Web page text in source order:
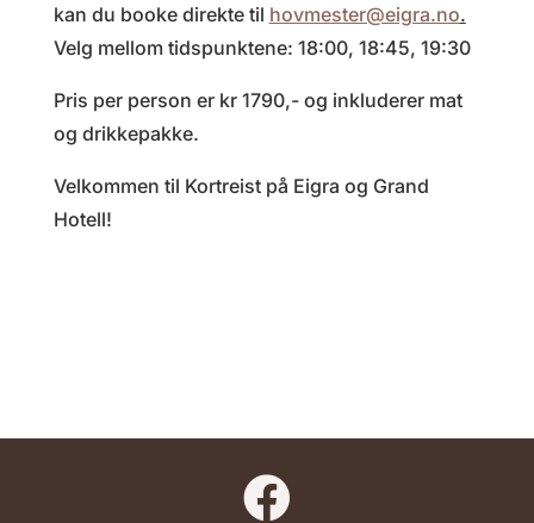
kan du booke direkte til hovmester@eigra.no.
Velg mellom tidspunktene: 18:00, 18:45, 19:30
Pris per person er kr 1790,- og inkluderer mat
og drikkepakke.
Velkommen til Kortreist på Eigra og Grand
Hotell!
